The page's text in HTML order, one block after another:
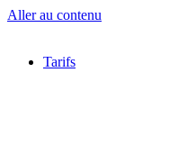
Aller au contenu
Tarifs